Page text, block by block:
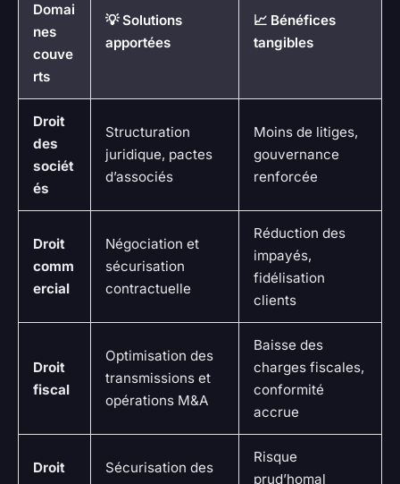
Domai
nes
couve
rts
💡 Solutions
apportées
📈 Bénéfices
tangibles
Droit
des
sociét
és
Structuration
juridique, pactes
d’associés
Moins de litiges,
gouvernance
renforcée
Droit
comm
ercial
Négociation et
sécurisation
contractuelle
Réduction des
impayés,
fidélisation
clients
Droit
fiscal
Optimisation des
transmissions et
opérations M&A
Baisse des
charges fiscales,
conformité
accrue
Droit
Sécurisation des
Risque
prud’homal